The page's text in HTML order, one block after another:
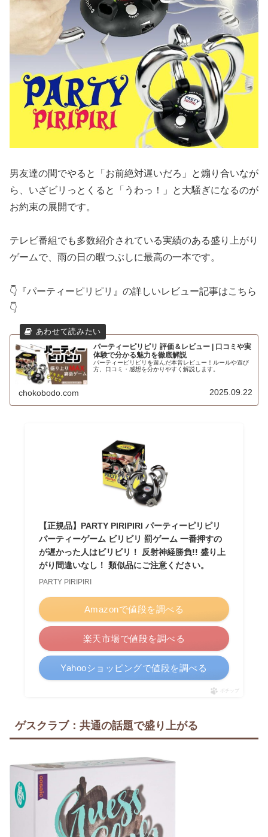
男友達の間でやると「お前絶対遅いだろ」と煽り合いなが
ら、いざビリっとくると「うわっ！」と大騒ぎになるのが
お約束の展開です。
テレビ番組でも多数紹介されている実績のある盛り上がり
ゲームで、雨の日の暇つぶしに最高の一本です。
👇『パーティーピリピリ』の詳しいレビュー記事はこちら
👇
パーティーピリピリ 評価＆レビュー | 口コミや実
体験で分かる魅力を徹底解説
パーティーピリピリを遊んだ本音レビュー！ルールや遊び
方、口コミ・感想を分かりやすく解説します。
chokobodo.com 2025.09.22
【正規品】PARTY PIRIPIRI パーティーピリピリ
パーティーゲーム ビリビリ 罰ゲーム 一番押すの
が遅かった人はビリビリ！ 反射神経勝負!! 盛り上
がり間違いなし！ 類似品にご注意ください。
PARTY PIRIPIRI
Amazonで値段を調べる
楽天市場で値段を調べる
Yahooショッピングで値段を調べる
ポチップ
ゲスクラブ：共通の話題で盛り上がる